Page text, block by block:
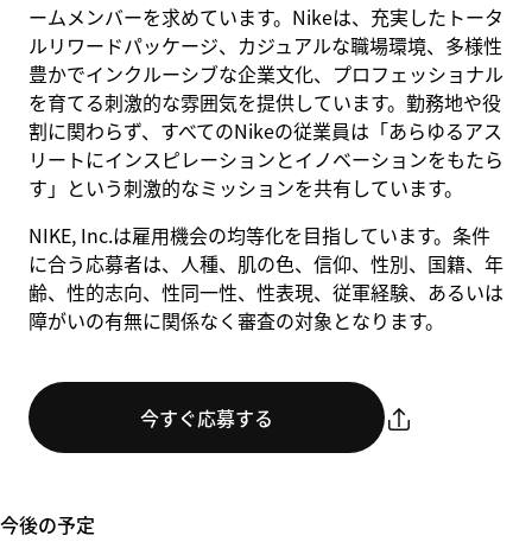
ームメンバーを求めています。Nikeは、充実したトータ
ルリワードパッケージ、カジュアルな職場環境、多様性
豊かでインクルーシブな企業文化、プロフェッショナル
を育てる刺激的な雰囲気を提供しています。勤務地や役
割に関わらず、すべてのNikeの従業員は「あらゆるアス
リートにインスピレーションとイノベーションをもたら
す」という刺激的なミッションを共有しています。
NIKE, Inc.は雇用機会の均等化を目指しています。条件
に合う応募者は、人種、肌の色、信仰、性別、国籍、年
齢、性的志向、性同一性、性表現、従軍経験、あるいは
障がいの有無に関係なく審査の対象となります。
今すぐ応募する
今後の予定